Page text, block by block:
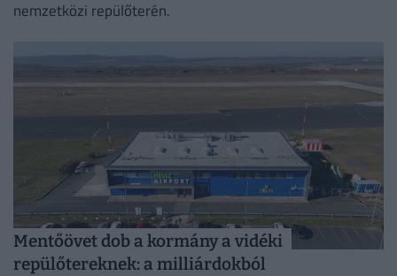
nemzetközi repülőterén.
Mentőövet dob a kormány a vidéki
repülőtereknek: a milliárdokból